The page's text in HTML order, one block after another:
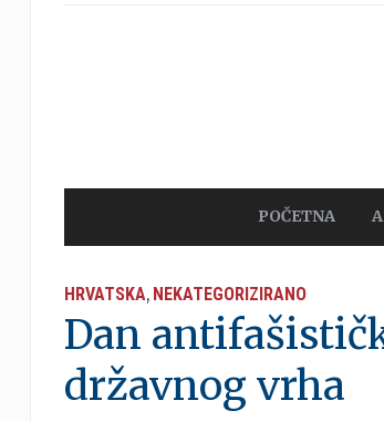
POČETNA
HRVATSKA, NEKATEGORIZIRANO
Dan
državnog vrha